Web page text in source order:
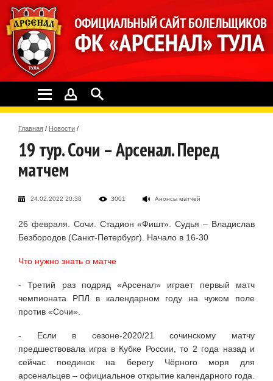
Главная / Новости /
19 тур. Сочи – Арсенал. Перед
матчем
24.02.2022 20:38 3001 Анонсы матчей
26 февраля. Сочи. Стадион «Фишт». Судья – Владислав
Безбородов (Санкт-Петербург). Начало в 16-30
Что нужно знать о матче
- Третий раз подряд «Арсенал» играет первый матч
чемпионата РПЛ в календарном году на чужом поле
против «Сочи».
- Если в сезоне-2020/21 сочинскому матчу
предшествовала игра в Кубке России, то 2 года назад и
сейчас поединок на берегу Чёрного моря для
арсенальцев – официальное открытие календарного года.